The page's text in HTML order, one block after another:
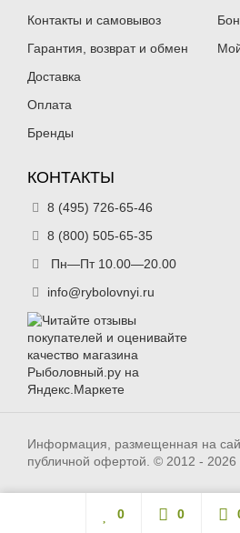
Контакты и самовывоз
Гарантия, возврат и обмен
Доставка
Оплата
Бренды
КОНТАКТЫ
8 (495) 726-65-46
8 (800) 505-65-35
Пн—Пт 10.00—20.00
info@rybolovnyi.ru
Информация, размещенная на
публичной офертой. © 2012 -
0 0